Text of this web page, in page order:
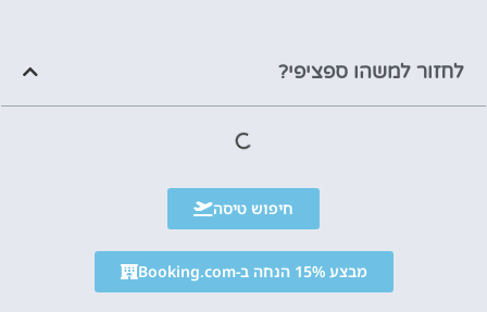
לחזור למשהו ספציפי?
חיפוש טיסה
מבצע 15% הנחה ב-Booking.com